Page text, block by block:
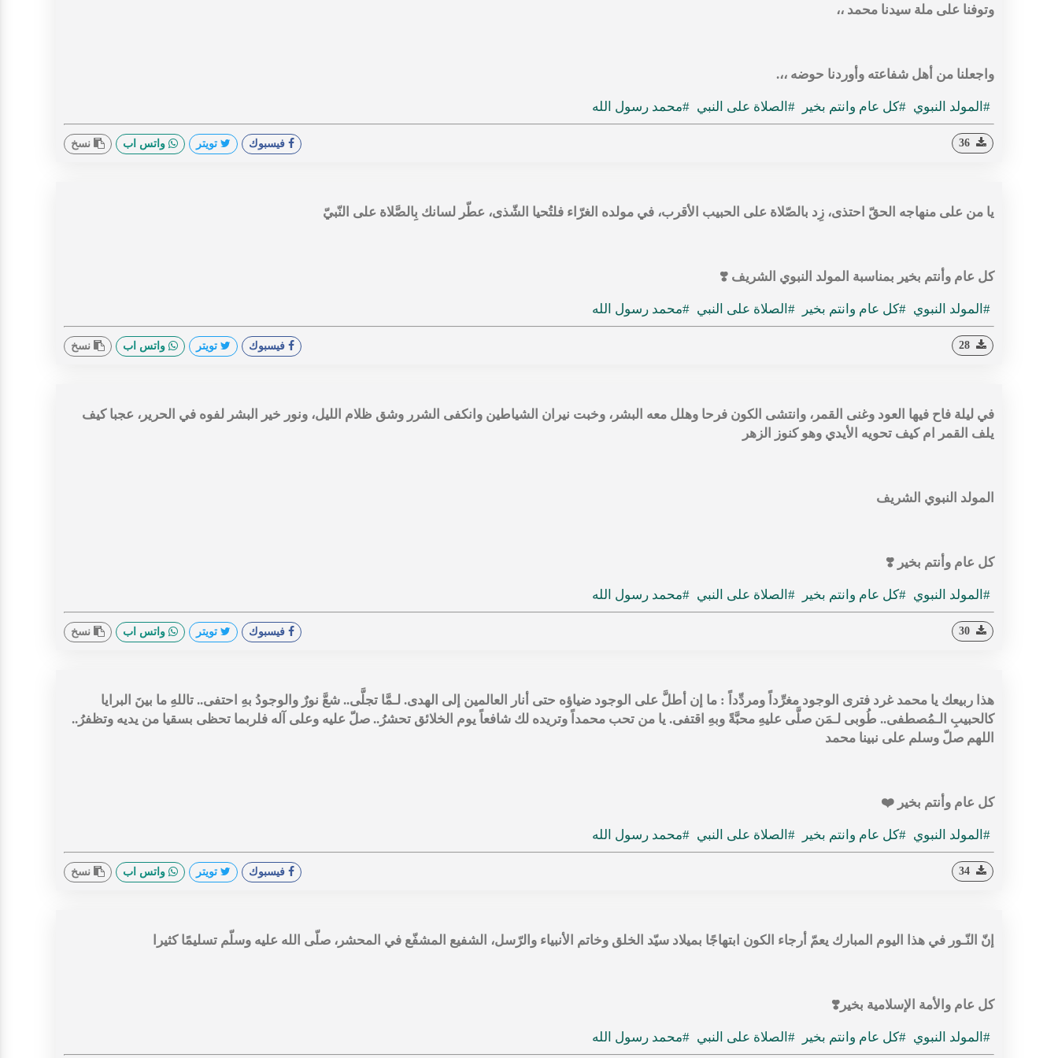
وتوفنا على ملة سيدنا محمد ،،
واجعلنا من أهل شفاعته وأوردنا حوضه ،،.
#المولد النبوي #كل عام وانتم بخير #الصلاة على النبي #محمد رسول الله
فيسبوك تويتر واتس اب نسخ
يا من على منهاجه الحقّ احتذى، زِد بالصّلاة على الحبيب الأقرب، في مولده الغرّاء فلتُحيا الشّذى، عطّر لسانك بِالصَّلاة على النّبيّ
كل عام وأنتم بخير بمناسبة المولد النبوي الشريف ❣️
#المولد النبوي #كل عام وانتم بخير #الصلاة على النبي #محمد رسول الله
فيسبوك تويتر واتس اب نسخ
في ليلة فاح فيها العود وغنى القمر، وانتشى الكون فرحا وهلل معه البشر، وخبت نيران الشياطين وانكفى الشرر وشق ظلام الليل، ونور خير البشر لفوه في الحرير، عجبا كيف
يلف القمر ام كيف تحويه الأيدي وهو كنوز الزهر
المولد النبوي الشريف
كل عام وأنتم بخير ❣️
#المولد النبوي #كل عام وانتم بخير #الصلاة على النبي #محمد رسول الله
فيسبوك تويتر واتس اب نسخ
هذا ربيعك يا محمد غرد فترى الوجود مغرِّداً ومردِّداً : ما إن أطلَّ على الوجود ضياؤه حتى أنار العالمين إلى الهدى. لـمَّا تجلَّى.. شعَّ نورٌ والوجودُ بهِ احتفى.. تاللهِ ما بينَ البرايا
كالحبيبِ الـمُصطفى.. طُوبى لـمَن صلَّى عليهِ محبَّةً وبهِ اقتفى. يا من تحب محمداً وتريده لك شافعاً يوم الخلائق تحشرُ.. صلّ عليه وعلى آله فلربما تحظى بسقيا من يديه وتظفرُ..
اللهم صلّ وسلم على نبينا محمد
كل عام وأنتم بخير ❤️
#المولد النبوي #كل عام وانتم بخير #الصلاة على النبي #محمد رسول الله
فيسبوك تويتر واتس اب نسخ
إنّ النّـور في هذا اليوم المبارك يعمّ أرجاء الكون ابتهاجًا بميلاد سيّد الخلق وخاتم الأنبياء والرّسل، الشفيع المشفّع في المحشر، صلّى الله عليه وسلّم تسليمًا كثيرا
كل عام والأمة الإسلامية بخير⁦ ⁦❣️⁩
#المولد النبوي #كل عام وانتم بخير #الصلاة على النبي #محمد رسول الله